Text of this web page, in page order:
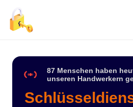
87 Menschen haben
unseren Handwerkern